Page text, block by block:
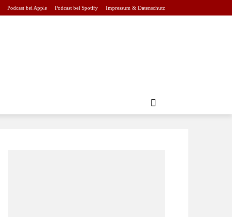
Podcast bei Apple Podcast bei Spotify Impressum & Datenschutz